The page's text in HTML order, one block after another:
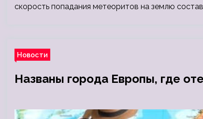
скорость попадания метеоритов на землю
Новости
Названы города Европы, где